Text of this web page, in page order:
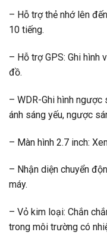
– Hỗ trợ thẻ nhớ lên
10 tiếng.
– Hỗ trợ GPS: Ghi hình
đồ.
– WDR-Ghi hình
ánh sáng yếu, ngược
– Màn hình 2.7 inch:
– Nhận diện chuyển
máy.
– Vỏ kim loại: Chắn
trong môi trường có